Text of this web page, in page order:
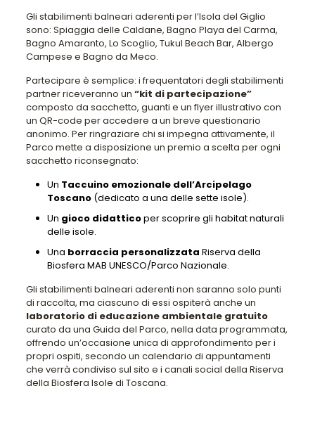
Gli stabilimenti balneari aderenti per l’Isola del Giglio
sono: Spiaggia delle Caldane, Bagno Playa del Carma,
Bagno Amaranto, Lo Scoglio, Tukul Beach Bar, Albergo
Campese e Bagno da Meco.
Partecipare è semplice: i frequentatori degli stabilimenti
partner riceveranno un “kit di partecipazione”
composto da sacchetto, guanti e un flyer illustrativo con
un QR-code per accedere a un breve questionario
anonimo. Per ringraziare chi si impegna attivamente, il
Parco mette a disposizione un premio a scelta per ogni
sacchetto riconsegnato:
Un Taccuino emozionale dell’Arcipelago
Toscano(dedicato a una delle sette isole).
Un gioco didatticoper scoprire gli habitat naturali
delle isole.
Una borraccia personalizzata Riserva della
Biosfera MAB UNESCO/Parco Nazionale.
Gli stabilimenti balneari aderenti non saranno solo punti
di raccolta, ma ciascuno di essi ospiterà anche un
laboratorio di educazione ambientale gratuito
curato da una Guida del Parco, nella data programmata,
offrendo un’occasione unica di approfondimento per i
propri ospiti, secondo un calendario di appuntamenti
che verrà condiviso sul sito e i canali social della Riserva
della Biosfera Isole di Toscana.